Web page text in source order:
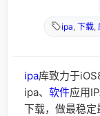
ipa 下载,
ipa库致力于
ipa、 软件应用
下载，做最稳定